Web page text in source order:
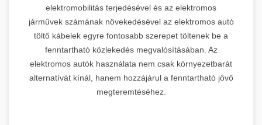
elektromobilitás terjedésével és az elektromos
járművek számának növekedésével az elektromos autó
töltő kábelek egyre fontosabb szerepet töltenek be a
fenntartható közlekedés megvalósításában. Az
elektromos autók használata nem csak környezetbarát
alternatívát kínál, hanem hozzájárul a fenntartható jövő
megteremtéséhez.